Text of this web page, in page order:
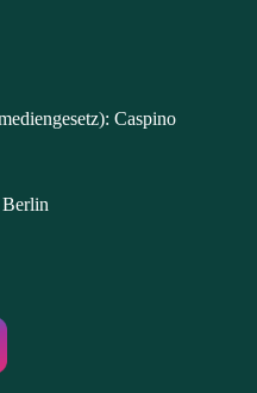
Caspino
Berlin